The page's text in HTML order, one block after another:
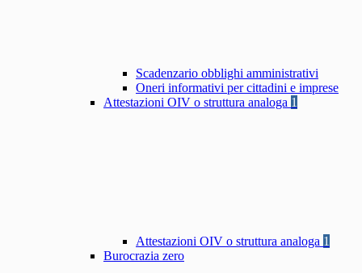
Scadenzario obblighi amministrativi
Oneri informativi per cittadini e imprese
Attestazioni OIV o struttura analoga 1
Attestazioni OIV o struttura analoga 1
Burocrazia zero